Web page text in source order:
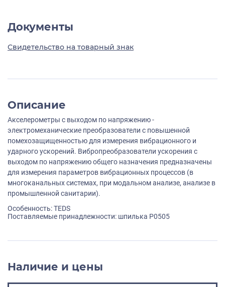
Документы
Свидетельство на товарный знак
Описание
Акселерометры с выходом по напряжению -
электромеханические преобразователи с повышенной
помехозащищенностью для измерения вибрационного и
ударного ускорений. Вибропреобразователи ускорения с
выходом по напряжению общего назначения предназначены
для измерения параметров вибрационных процессов (в
многоканальных системах, при модальном анализе, анализе в
промышленной санитарии).
Особенность: TEDS
Поставляемые принадлежности: шпилька P0505
Наличие и цены